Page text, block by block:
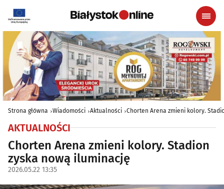
Strona główna Wiadomości Aktualności Chorten Arena zmieni kolory.
AKTUALNOŚCI
Chorten Arena zmieni kolory. Stadion
zyska nową iluminację
2026.05.22 13:35